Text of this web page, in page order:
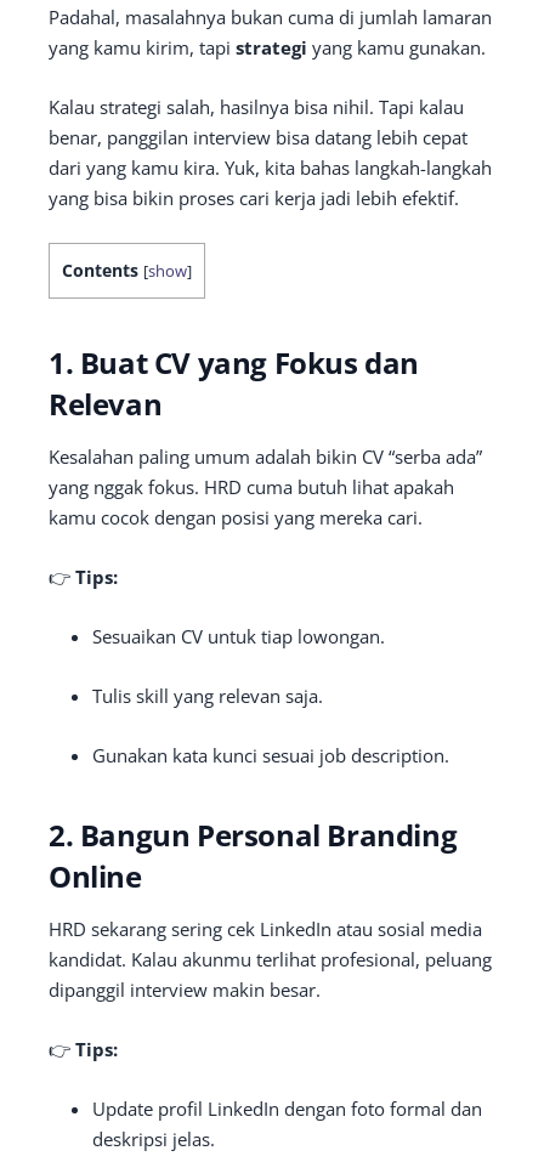
Padahal, masalahnya bukan cuma di jumlah lamaran
yang kamu kirim, tapi strategi yang kamu gunakan.
Kalau strategi salah, hasilnya bisa nihil. Tapi kalau
benar, panggilan interview bisa datang lebih cepat
dari yang kamu kira. Yuk, kita bahas langkah-langkah
yang bisa bikin proses cari kerja jadi lebih efektif.
Contents [show]
1. Buat CV yang Fokus dan
Relevan
Kesalahan paling umum adalah bikin CV “serba ada”
yang nggak fokus. HRD cuma butuh lihat apakah
kamu cocok dengan posisi yang mereka cari.
👉 Tips:
Sesuaikan CV untuk tiap lowongan.
Tulis skill yang relevan saja.
Gunakan kata kunci sesuai job description.
2. Bangun Personal Branding
Online
HRD sekarang sering cek LinkedIn atau sosial media
kandidat. Kalau akunmu terlihat profesional, peluang
dipanggil interview makin besar.
👉 Tips:
Update profil LinkedIn dengan foto formal dan
deskripsi jelas.